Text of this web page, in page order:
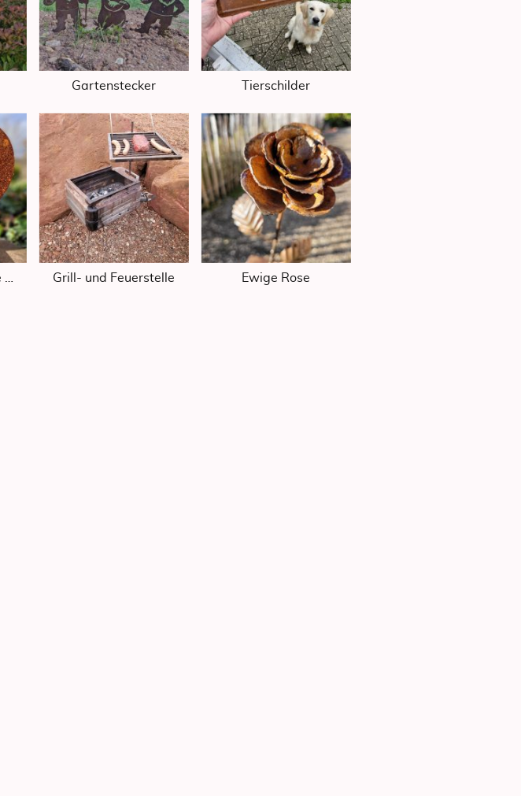
Gartenstecker Tierschilder
Grill- und Feuerstelle Ewige Rose